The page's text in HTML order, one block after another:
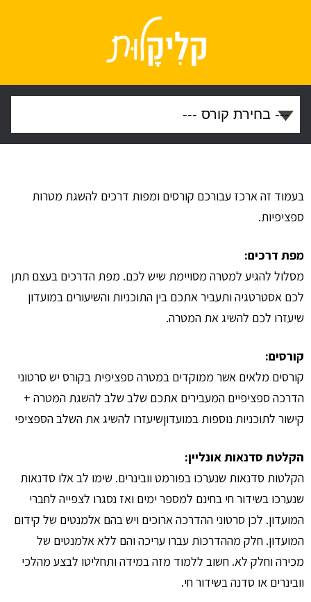
בעמוד זה ארכז עבורכם קורסים ומפות דרכים להשגת מטרות
ספציפיות.
מפת דרכים:
מסלול להגיע למטרה מסויימת שיש לכם. מפת הדרכים בעצם תתן
לכם אסטרטגיה ותעביר אתכם בין התוכניות והשיעורים במועדון
שיעזרו לכם להשיג את המטרה.
קורסים:
קורסים מלאים אשר ממוקדים במטרה ספציפית בקורס יש סרטוני
הדרכה ספציפיים המעבירים אתכם שלב שלב להשגת המטרה +
קישור לתוכניות נוספות במועדוןשיעזרו להשיג את השלב הספציפי
הקלטת סדנאות אונליין:
הקלטות סדנאות שנערכו בפורמט וובינרים. שימו לב אלו סדנאות
שנערכו בשידור חי בחינם למספר ימים ואז נסגרו לצפייה לחברי
המועדון. לכן סרטוני ההדרכה ארוכים ויש בהם אלמנטים של קידום
המועדון. חלק מההדרכות עברו עריכה והם ללא אלמנטים של
מכירה וחלק לא. חשוב ללמוד מזה במידה ותחליטו לבצע מהלכי
וובינרים או סדנה בשידור חי.